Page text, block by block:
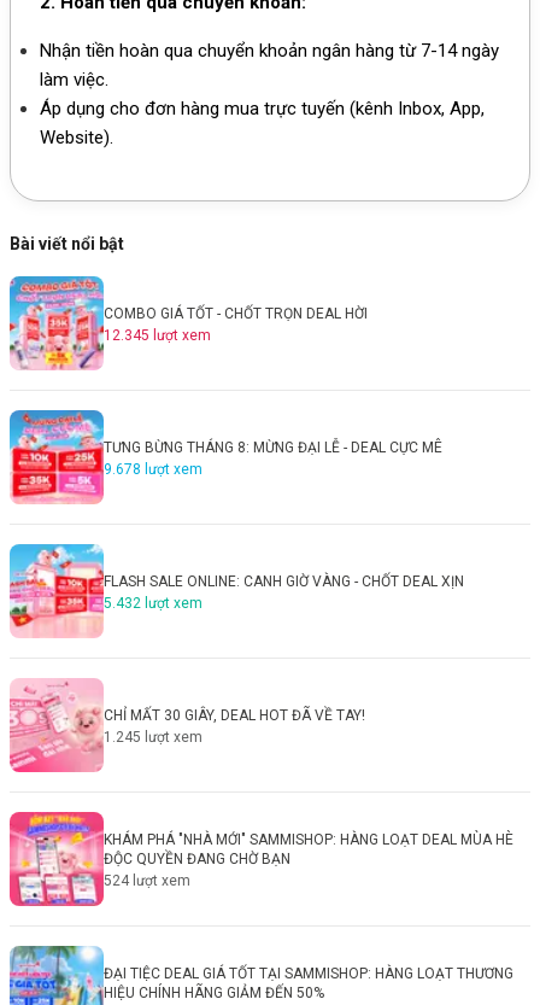
Nhận tiền hoàn qua chuyển khoản ngân hàng từ 7-14 ngày
làm việc.
Áp dụng cho đơn hàng mua trực tuyến (kênh Inbox, App,
Website).
Bài viết nổi bật
COMBO GIÁ TỐT - CHỐT TRỌN DEAL HỜI
12.345 lượt xem
TƯNG BỪNG THÁNG 8: MỪNG ĐẠI LỄ - DEAL CỰC MÊ
9.678 lượt xem
FLASH SALE ONLINE: CANH GIỜ VÀNG - CHỐT DEAL XỊN
5.432 lượt xem
CHỈ MẤT 30 GIÂY, DEAL HOT ĐÃ VỀ TAY!
1.245 lượt xem
KHÁM PHÁ "NHÀ MỚI" SAMMISHOP: HÀNG LOẠT DEAL MÙA HÈ
ĐỘC QUYỀN ĐANG CHỜ BẠN
524 lượt xem
ĐẠI TIỆC DEAL GIÁ TỐT TẠI SAMMISHOP: HÀNG LOẠT THƯƠNG
HIỆU CHÍNH HÃNG GIẢM ĐẾN 50%